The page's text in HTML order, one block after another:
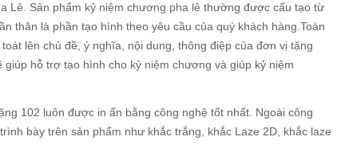
Lê. Sản phẩm kỷ niệm chương pha lê thường được cấu tạo từ
thân là phần tạo hình theo yêu cầu của quý khách hàng.Toàn
lên chủ đề, ý nghĩa, nội dung, thông điệp của đơn vị tặng
giúp hỗ trợ tạo hình cho kỷ niệm chương và giúp kỷ niệm
102 luôn được in ấn bằng công nghệ tốt nhất. Ngoài công
bày trên sản phẩm như khắc trắng, khắc Laze 2D, khắc laze